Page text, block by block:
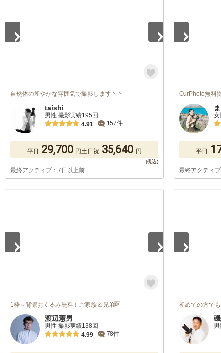
自然体の和やかな雰囲気で撮影します＾＾
taishi
男性 撮影実績195回
4.91
157件
平日 29,700 円土日祝 35,640 円
最終アクティブ：7日以上前
OurPhoto無料
女
平日
最終アクティ
1枠～背景おくるみ無料！ご家族＆兄弟🆗
渡辺憲男
男性 撮影実績138回
4.99
78件
初めての方で
男